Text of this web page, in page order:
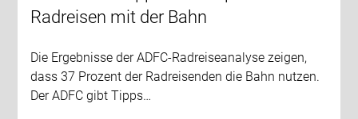
Radreisen mit der Bahn
Die Ergebnisse der ADFC-Radreiseanalyse zeigen,
dass 37 Prozent der Radreisenden die Bahn nutzen.
Der ADFC gibt Tipps…